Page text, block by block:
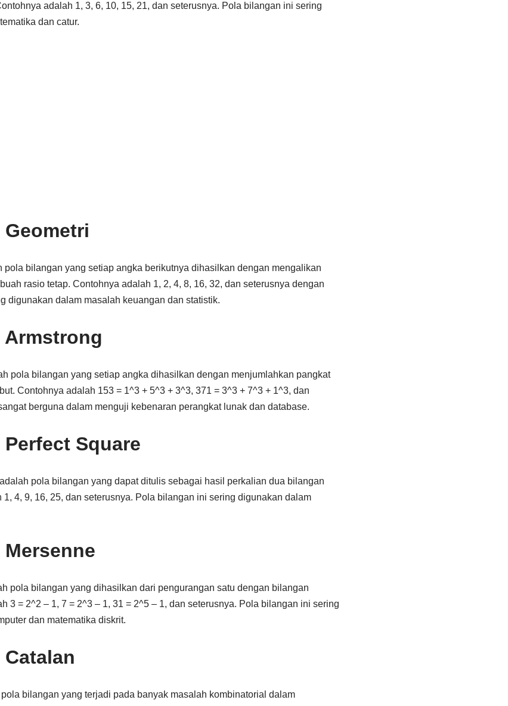
adalah 1, 3, 6, 10, 15, 21, dan seterusnya. Pola bilangan ini sering
dan catur.
pola bilangan yang setiap angka berikutnya dihasilkan dengan mengalikan
rasio tetap. Contohnya adalah 1, 2, 4, 8, 16, 32, dan seterusnya dengan
digunakan dalam masalah keuangan dan statistik.
Armstrong
pola bilangan yang setiap angka dihasilkan dengan menjumlahkan pangkat
Contohnya adalah 153 = 1^3 + 5^3 + 3^3, 371 = 3^3 + 7^3 + 1^3, dan
berguna dalam menguji kebenaran perangkat lunak dan database.
Square
pola bilangan yang dapat ditulis sebagai hasil perkalian dua bilangan
4, 9, 16, 25, dan seterusnya. Pola bilangan ini sering digunakan dalam
pola bilangan yang dihasilkan dari pengurangan satu dengan bilangan
3 = 2^2 – 1, 7 = 2^3 – 1, 31 = 2^5 – 1, dan seterusnya. Pola bilangan ini sering
dan matematika diskrit.
bilangan yang terjadi pada banyak masalah kombinatorial dalam